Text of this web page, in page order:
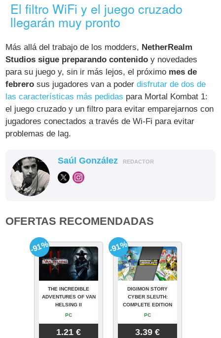
El filtro WiFi y el juego cruzado
llegarán muy pronto
Más allá del trabajo de los modders, NetherRealm
Studios sigue preparando contenido y novedades
para su juego y, sin ir más lejos, el próximo mes de
febrero sus jugadores van a poder disfrutar de dos de
las características más pedidas para Mortal Kombat 1:
el juego cruzado y un filtro para evitar emparejarnos con
jugadores conectados a través de Wi-Fi para evitar
problemas de lag.
Saúl González REDACTOR
OFERTAS RECOMENDADAS
THE INCREDIBLE
ADVENTURES OF VAN
HELSING II
PC
1.21 €
-91%
DIGIMON STORY
CYBER SLEUTH:
COMPLETE EDITION
PC
3.39 €
-91%